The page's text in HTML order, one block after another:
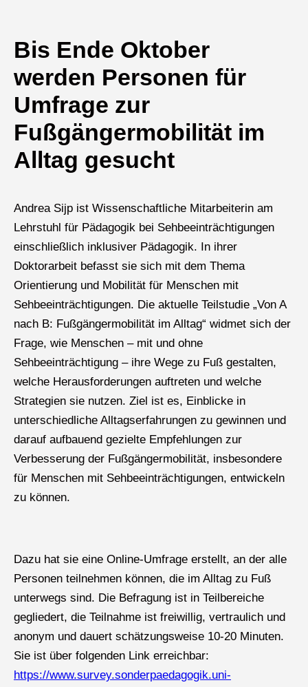
Bis Ende Oktober
werden Personen für
Umfrage zur
Fußgängermobilität im
Alltag gesucht
Andrea Sijp ist Wissenschaftliche Mitarbeiterin am
Lehrstuhl für Pädagogik bei Sehbeeinträchtigungen
einschließlich inklusiver Pädagogik. In ihrer
Doktorarbeit befasst sie sich mit dem Thema
Orientierung und Mobilität für Menschen mit
Sehbeeinträchtigungen. Die aktuelle Teilstudie „Von A
nach B: Fußgängermobilität im Alltag“ widmet sich der
Frage, wie Menschen – mit und ohne
Sehbeeinträchtigung – ihre Wege zu Fuß gestalten,
welche Herausforderungen auftreten und welche
Strategien sie nutzen. Ziel ist es, Einblicke in
unterschiedliche Alltagserfahrungen zu gewinnen und
darauf aufbauend gezielte Empfehlungen zur
Verbesserung der Fußgängermobilität, insbesondere
für Menschen mit Sehbeeinträchtigungen, entwickeln
zu können.
Dazu hat sie eine Online-Umfrage erstellt, an der alle
Personen teilnehmen können, die im Alltag zu Fuß
unterwegs sind. Die Befragung ist in Teilbereiche
gegliedert, die Teilnahme ist freiwillig, vertraulich und
anonym und dauert schätzungsweise 10-20 Minuten.
Sie ist über folgenden Link erreichbar:
https://www.survey.sonderpaedagogik.uni-